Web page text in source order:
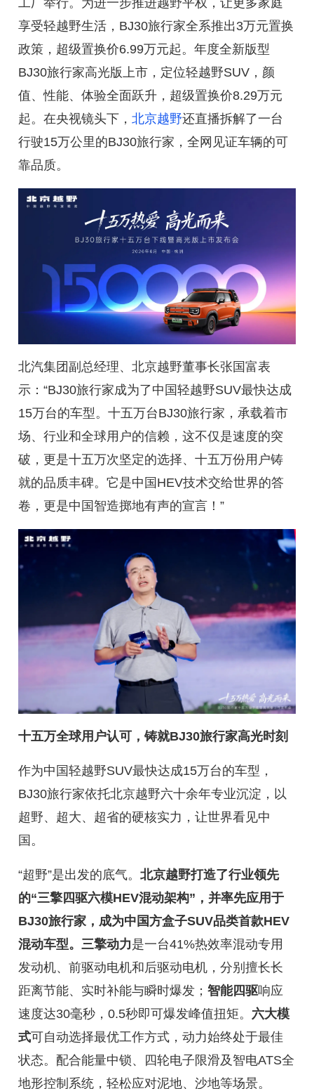
工厂举行。为进一步推进越野平权，让更多家庭
享受轻越野生活，BJ30旅行家全系推出3万元置换
政策，超级置换价6.99万元起。年度全新版型
BJ30旅行家高光版上市，定位轻越野SUV，颜
值、性能、体验全面跃升，超级置换价8.29万元
起。在央视镜头下，北京越野还直播拆解了一台
行驶15万公里的BJ30旅行家，全网见证车辆的可
靠品质。
北汽集团副总经理、北京越野董事长张国富表
示：“BJ30旅行家成为了中国轻越野SUV最快达成
15万台的车型。十五万台BJ30旅行家，承载着市
场、行业和全球用户的信赖，这不仅是速度的突
破，更是十五万次坚定的选择、十五万份用户铸
就的品质丰碑。它是中国HEV技术交给世界的答
卷，更是中国智造掷地有声的宣言！”
十五万全球用户认可，铸就BJ30旅行家高光时刻
作为中国轻越野SUV最快达成15万台的车型，
BJ30旅行家依托北京越野六十余年专业沉淀，以
超野、超大、超省的硬核实力，让世界看见中
国。
“超野”是出发的底气。北京越野打造了行业领先
的“三擎四驱六模HEV混动架构”，并率先应用于
BJ30旅行家，成为中国方盒子SUV品类首款HEV
混动车型。三擎动力是一台41%热效率混动专用
发动机、前驱动电机和后驱动电机，分别擅长长
距离节能、实时补能与瞬时爆发；智能四驱响应
速度达30毫秒，0.5秒即可爆发峰值扭矩。 六大模
式可自动选择最优工作方式，动力始终处于最佳
状态。配合能量中锁、四轮电子限滑及智电ATS全
地形控制系统，轻松应对泥地、沙地等场景。